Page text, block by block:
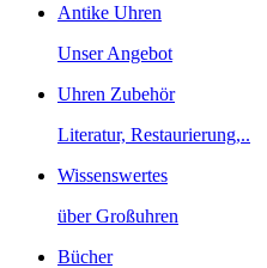
Antike Uhren
Unser Angebot
Uhren Zubehör
Literatur, Restaurierung,..
Wissenswertes
über Großuhren
Bücher